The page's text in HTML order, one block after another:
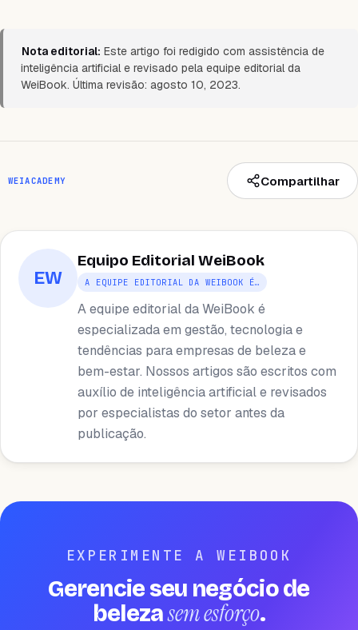
Nota editorial: Este artigo foi redigido com assistência de
inteligência artificial e revisado pela equipe editorial da
WeiBook. Última revisão: agosto 10, 2023.
WEIACADEMY Compartilhar
EW
Equipo Editorial WeiBook
A EQUIPE EDITORIAL DA WEIBOOK É…
A equipe editorial da WeiBook é
especializada em gestão, tecnologia e
tendências para empresas de beleza e
bem-estar. Nossos artigos são escritos com
auxílio de inteligência artificial e revisados ​​
por especialistas do setor antes da
publicação.
EXPERIMENTE A WEIBOOK
Gerencie seu negócio de
belezasem esforço.